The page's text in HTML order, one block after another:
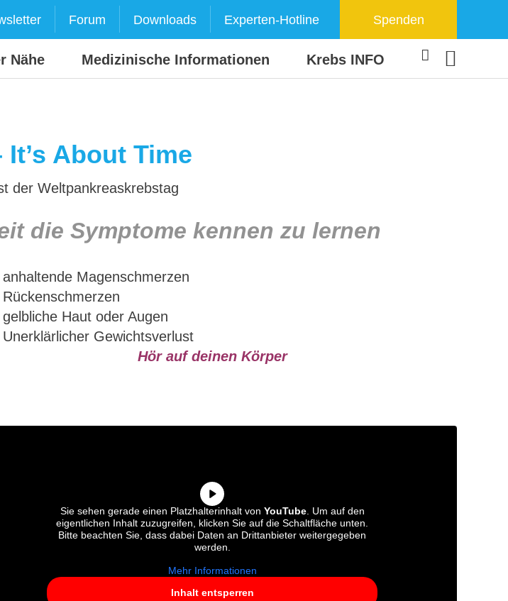
Forum Downloads Experten-Hotline Spenden
Nähe Medizinische Informationen Krebs INFO
It’s About Time
der Weltpankreaskrebstag
die Symptome kennen zu lernen
anhaltende Magenschmerzen
Rückenschmerzen
gelbliche Haut oder Augen
Unerklärlicher Gewichtsverlust
Hör auf deinen Körper
Sie sehen gerade einen Platzhalterinhalt von YouTube. Um auf den
eigentlichen Inhalt zuzugreifen, klicken Sie auf die Schaltfläche unten.
Bitte beachten Sie, dass dabei Daten an Drittanbieter weitergegeben
werden.
Mehr Informationen
Inhalt entsperren